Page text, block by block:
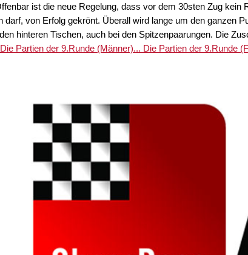
ist die neue Regelung, dass vor dem 30sten Zug kein
darf, von Erfolg gekrönt. Überall wird lange um den ganzen
hinteren Tischen, auch bei den Spitzenpaarungen. Die
Die Partien der 9.Runde (Männer)... Die Partien der 9.Runde